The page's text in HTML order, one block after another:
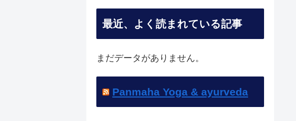
最近、よく読まれている記事
まだデータがありません。
Panmaha Yoga & ayurveda